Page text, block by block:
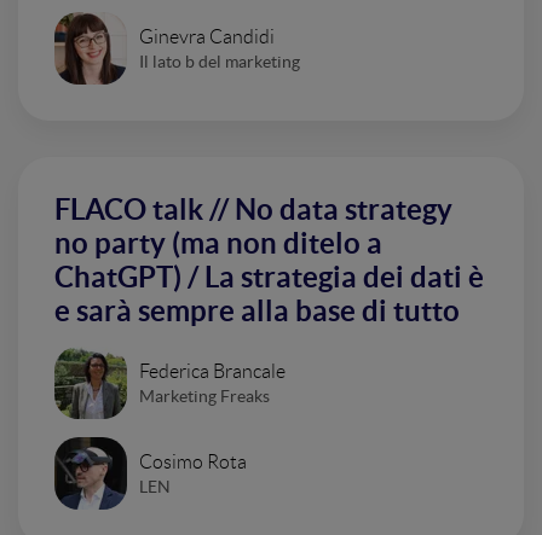
Ginevra Candidi
Il lato b del marketing
FLACO talk // No data strategy
no party (ma non ditelo a
ChatGPT) / La strategia dei dati è
e sarà sempre alla base di tutto
Federica Brancale
Marketing Freaks
Cosimo Rota
LEN